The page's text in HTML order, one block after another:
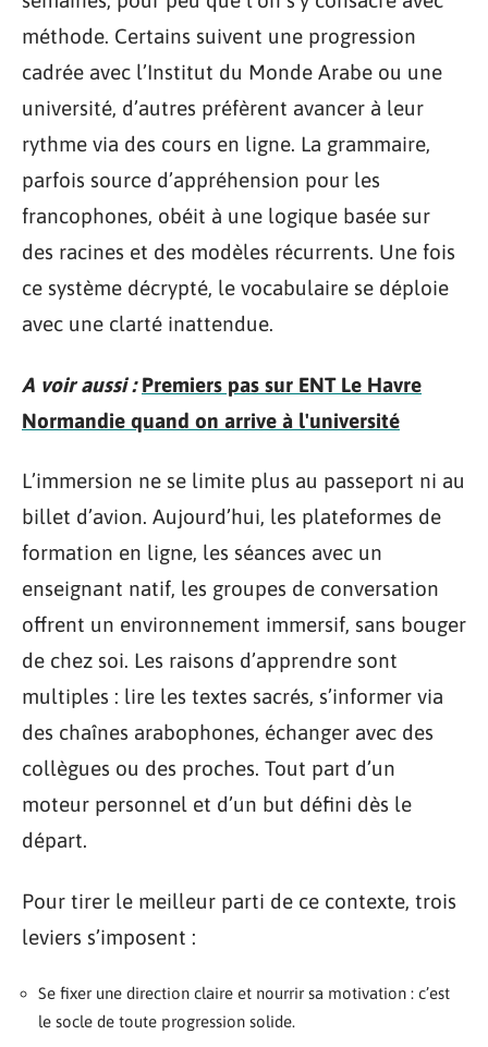
méthode. Certains suivent une progression
cadrée avec l’Institut du Monde Arabe ou une
université, d’autres préfèrent avancer à leur
rythme via des cours en ligne. La grammaire,
parfois source d’appréhension pour les
francophones, obéit à une logique basée sur
des racines et des modèles récurrents. Une fois
ce système décrypté, le vocabulaire se déploie
avec une clarté inattendue.
A voir aussi : Premiers pas sur ENT Le Havre
Normandie quand on arrive à l'université
L’immersion ne se limite plus au passeport ni au
billet d’avion. Aujourd’hui, les plateformes de
formation en ligne, les séances avec un
enseignant natif, les groupes de conversation
offrent un environnement immersif, sans bouger
de chez soi. Les raisons d’apprendre sont
multiples : lire les textes sacrés, s’informer via
des chaînes arabophones, échanger avec des
collègues ou des proches. Tout part d’un
moteur personnel et d’un but défini dès le
départ.
Pour tirer le meilleur parti de ce contexte, trois
leviers s’imposent :
Se fixer une direction claire et nourrir sa motivation : c’est
le socle de toute progression solide.